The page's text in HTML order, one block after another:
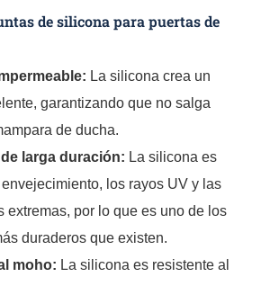
de silicona para puertas de
La silicona crea un
garantizando que no salga
de ducha.
larga duración: La silicona es
los rayos UV y las
extremas, por lo que es uno de los
duraderos que existen.
moho: La silicona es resistente al